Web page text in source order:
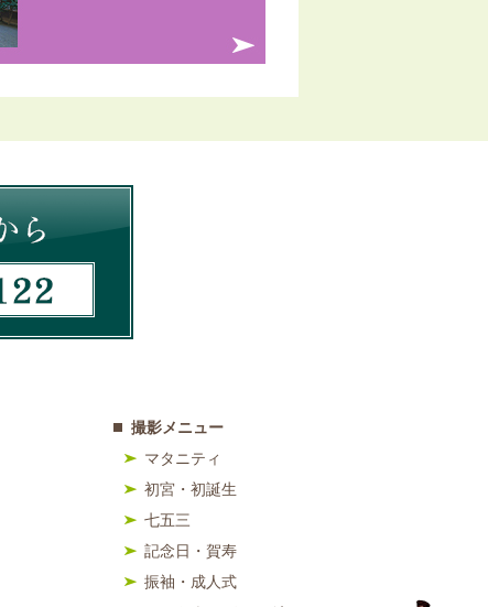
撮影メニュー
マタニティ
初宮・初誕生
七五三
記念日・賀寿
振袖・成人式